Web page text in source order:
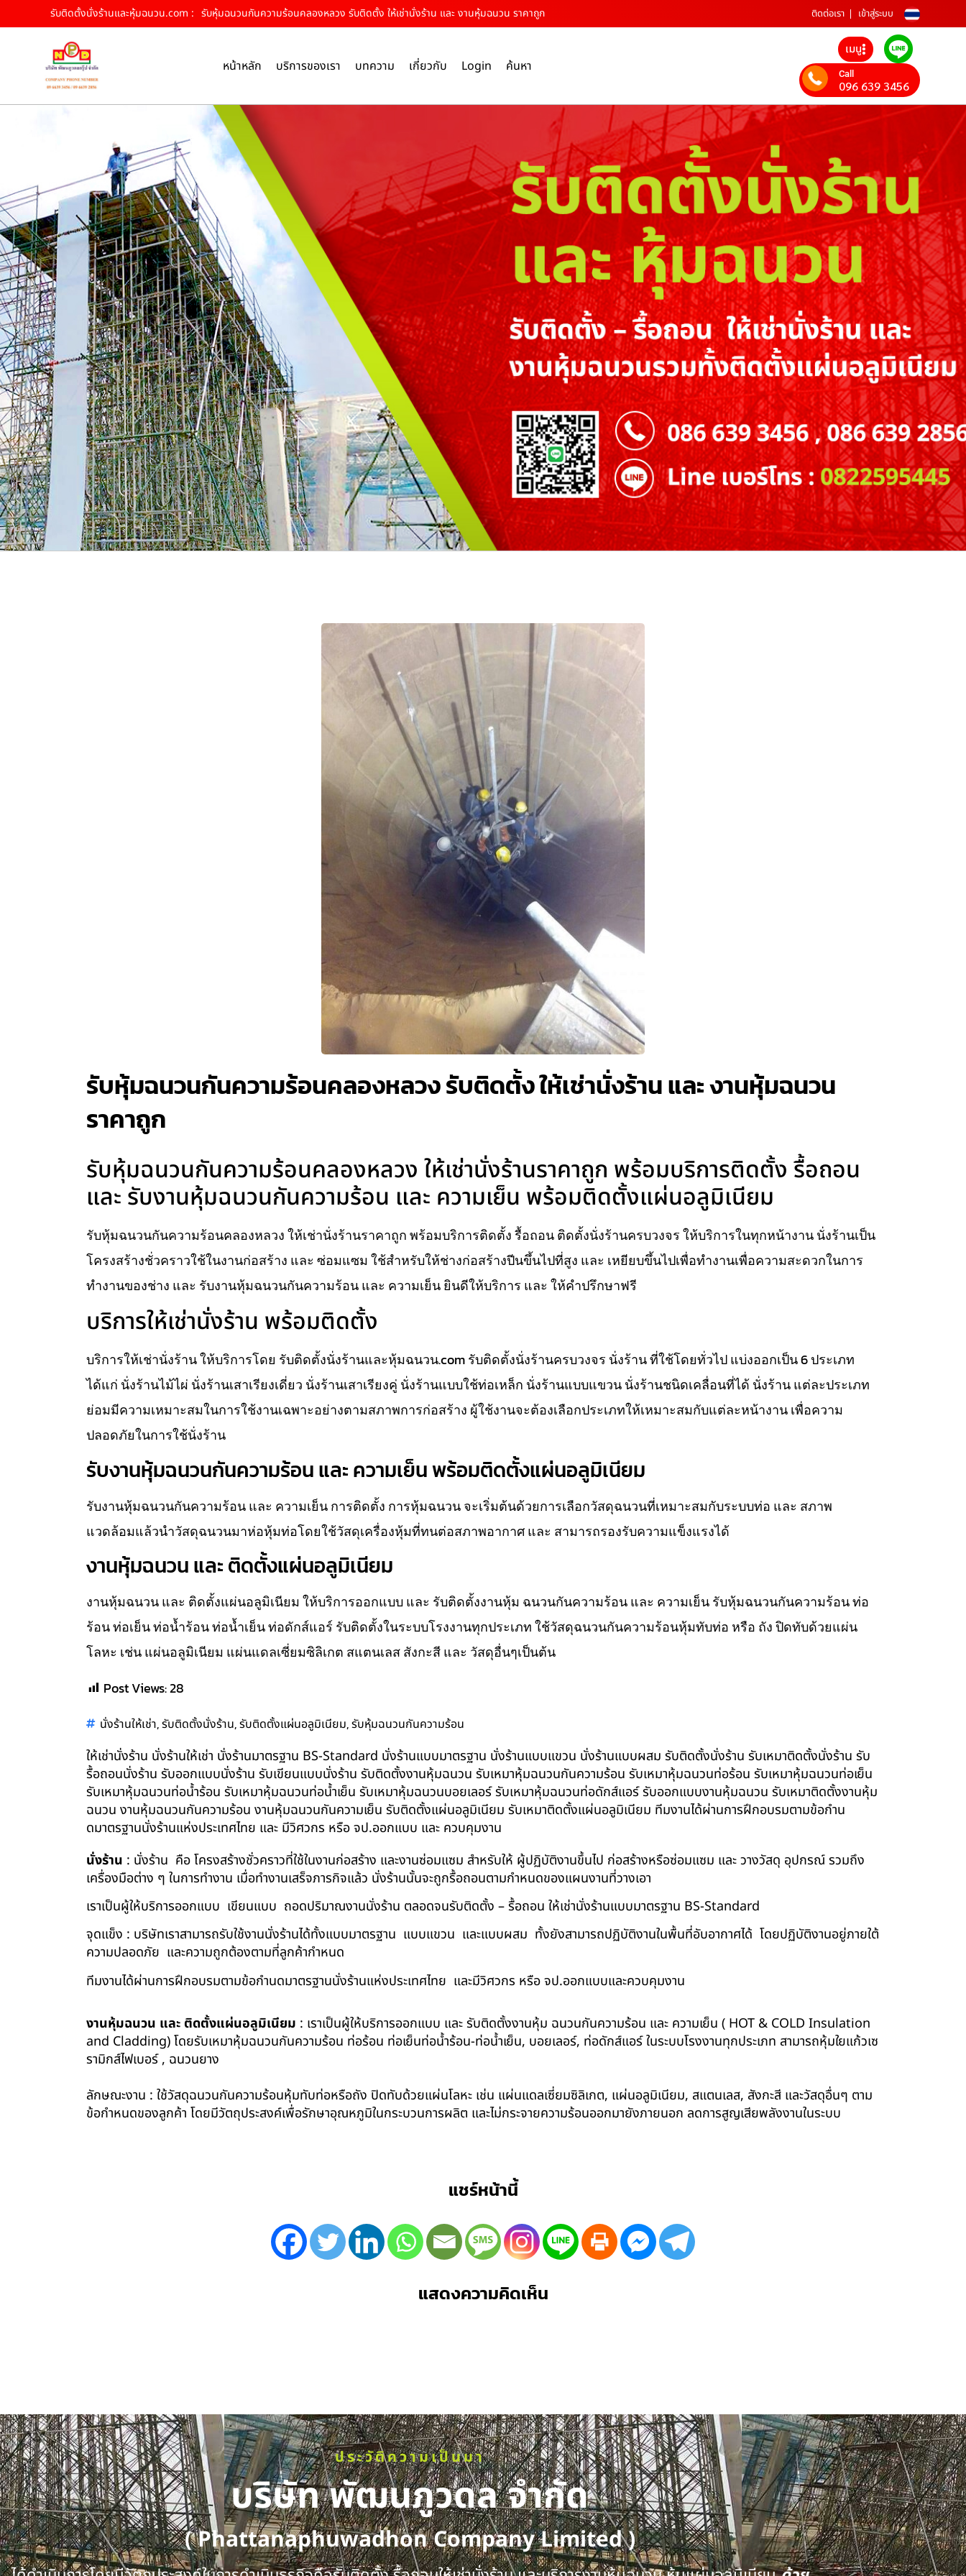
รับติดตั้งนั่งร้านและหุ้มฉนวน.com : รับหุ้มฉนวนกันความร้อนคลองหลวง รับติดตั้ง ให้เช่านั่งร้าน และ งานหุ้มฉนวน ราคาถูก ติดต่อเรา เข้าสู่ระบบ
หน้าหลัก บริการของเรา บทความ เกี่ยวกับ Login ค้นหา
เมนู
Call
096 639 3456
รับหุ้มฉนวนกันความร้อนคลองหลวง รับติดตั้ง ให้เช่านั่งร้าน และ งานหุ้มฉนวน
ราคาถูก
รับหุ้มฉนวนกันความร้อนคลองหลวง ให้เช่านั่งร้านราคาถูก พร้อมบริการติดตั้ง รื้อถอน
และ รับงานหุ้มฉนวนกันความร้อน และ ความเย็น พร้อมติดตั้งแผ่นอลูมิเนียม
รับหุ้มฉนวนกันความร้อนคลองหลวง ให้เช่านั่งร้านราคาถูก พร้อมบริการติดตั้ง รื้อถอน ติดตั้งนั่งร้านครบวงจร ให้บริการในทุกหน้างาน นั่งร้านเป็น
โครงสร้างชั่วคราวใช้ในงานก่อสร้าง และ ซ่อมแซม ใช้สำหรับให้ช่างก่อสร้างปีนขึ้นไปที่สูง และ เหยียบขึ้นไปเพื่อทำงานเพื่อความสะดวกในการ
ทำงานของช่าง และ รับงานหุ้มฉนวนกันความร้อน และ ความเย็น ยินดีให้บริการ และ ให้คำปรึกษาฟรี
บริการให้เช่านั่งร้าน พร้อมติดตั้ง
บริการให้เช่านั่งร้าน ให้บริการโดย รับติดตั้งนั่งร้านและหุ้มฉนวน.com รับติดตั้งนั่งร้านครบวงจร นั่งร้าน ที่ใช้โดยทั่วไป แบ่งออกเป็น 6 ประเภท
ได้แก่ นั่งร้านไม้ไผ่ นั่งร้านเสาเรียงเดี่ยว นั่งร้านเสาเรียงคู่ นั่งร้านแบบใช้ท่อเหล็ก นั่งร้านแบบแขวน นั่งร้านชนิดเคลื่อนที่ได้ นั่งร้าน แต่ละประเภท
ย่อมมีความเหมาะสมในการใช้งานเฉพาะอย่างตามสภาพการก่อสร้าง ผู้ใช้งานจะต้องเลือกประเภทให้เหมาะสมกับแต่ละหน้างาน เพื่อความ
ปลอดภัยในการใช้นั่งร้าน
รับงานหุ้มฉนวนกันความร้อน และ ความเย็น พร้อมติดตั้งแผ่นอลูมิเนียม
รับงานหุ้มฉนวนกันความร้อน และ ความเย็น การติดตั้ง การหุ้มฉนวน จะเริ่มต้นด้วยการเลือกวัสดุฉนวนที่เหมาะสมกับระบบท่อ และ สภาพ
แวดล้อมแล้วนำวัสดุฉนวนมาห่อหุ้มท่อโดยใช้วัสดุเครื่องหุ้มที่ทนต่อสภาพอากาศ และ สามารถรองรับความแข็งแรงได้
งานหุ้มฉนวน และ ติดตั้งแผ่นอลูมิเนียม
งานหุ้มฉนวน และ ติดตั้งแผ่นอลูมิเนียม ให้บริการออกแบบ และ รับติดตั้งงานหุ้ม ฉนวนกันความร้อน และ ความเย็น รับหุ้มฉนวนกันความร้อน ท่อ
ร้อน ท่อเย็น ท่อน้ำร้อน ท่อน้ำเย็น ท่อดักส์แอร์ รับติดตั้งในระบบโรงงานทุกประเภท ใช้วัสดุฉนวนกันความร้อนหุ้มทับท่อ หรือ ถัง ปิดทับด้วยแผ่น
โลหะ เช่น แผ่นอลูมิเนียม แผ่นแดลเซี่ยมซิลิเกต สแตนเลส สังกะสี และ วัสดุอื่นๆเป็นต้น
Post Views:28
นั่งร้านให้เช่า,รับติดตั้งนั่งร้าน,รับติดตั้งแผ่นอลูมิเนียม,รับหุ้มฉนวนกันความร้อน
ให้เช่านั่งร้าน นั่งร้านให้เช่า นั่งร้านมาตรฐาน BS-Standard นั่งร้านแบบมาตรฐาน นั่งร้านแบบแขวน นั่งร้านแบบผสม รับติดตั้งนั่งร้าน รับเหมาติดตั้งนั่งร้าน รับ
รื้อถอนนั่งร้าน รับออกแบบนั่งร้าน รับเขียนแบบนั่งร้าน รับติดตั้งงานหุ้มฉนวน รับเหมาหุ้มฉนวนกันความร้อน รับเหมาหุ้มฉนวนท่อร้อน รับเหมาหุ้มฉนวนท่อเย็น
รับเหมาหุ้มฉนวนท่อน้ำร้อน รับเหมาหุ้มฉนวนท่อน้ำเย็น รับเหมาหุ้มฉนวนบอยเลอร์ รับเหมาหุ้มฉนวนท่อดักส์แอร์ รับออกแบบงานหุ้มฉนวน รับเหมาติดตั้งงานหุ้ม
ฉนวน งานหุ้มฉนวนกันความร้อน งานหุ้มฉนวนกันความเย็น รับติดตั้งแผ่นอลูมิเนียม รับเหมาติดตั้งแผ่นอลูมิเนียม ทีมงานได้ผ่านการฝึกอบรมตามข้อกำน
ดมาตรฐานนั่งร้านแห่งประเทศไทย และ มีวิศวกร หรือ จป.ออกแบบ และ ควบคุมงาน
นั่งร้าน : นั่งร้าน คือ โครงสร้างชั่วคราวที่ใช้ในงานก่อสร้าง และงานซ่อมแซม สำหรับให้ ผู้ปฏิบัติงานขึ้นไป ก่อสร้างหรือซ่อมแซม และ วางวัสดุ อุปกรณ์ รวมถึง
เครื่องมือต่าง ๆ ในการทำงาน เมื่อทำงานเสร็จภารกิจแล้ว นั่งร้านนั้นจะถูกรื้อถอนตามกำหนดของแผนงานที่วางเอา
เราเป็นผู้ให้บริการออกแบบ เขียนแบบ ถอดปริมาณงานนั่งร้าน ตลอดจนรับติดตั้ง – รื้อถอน ให้เช่านั่งร้านแบบมาตรฐาน BS-Standard
จุดแข็ง : บริษัทเราสามารถรับใช้งานนั่งร้านได้ทั้งแบบมาตรฐาน แบบแขวน และแบบผสม ทั้งยังสามารถปฏิบัติงานในพื้นที่อับอากาศได้ โดยปฏิบัติงานอยู่ภายใต้
ความปลอดภัย และความถูกต้องตามที่ลูกค้ากำหนด
ทีมงานได้ผ่านการฝึกอบรมตามข้อกำนดมาตรฐานนั่งร้านแห่งประเทศไทย และมีวิศวกร หรือ จป.ออกแบบและควบคุมงาน
งานหุ้มฉนวน และ ติดตั้งแผ่นอลูมิเนียม : เราเป็นผู้ให้บริการออกแบบ และ รับติดตั้งงานหุ้ม ฉนวนกันความร้อน และ ความเย็น ( HOT & COLD Insulation
and Cladding) โดยรับเหมาหุ้มฉนวนกันความร้อน ท่อร้อน ท่อเย็นท่อน้ำร้อน-ท่อน้ำเย็น, บอยเลอร์, ท่อดักส์แอร์ ในระบบโรงงานทุกประเภท สามารถหุ้มใยแก้วเซ
รามิกส์ไฟเบอร์ , ฉนวนยาง
ลักษณะงาน : ใช้วัสดุฉนวนกันความร้อนหุ้มทับท่อหรือถัง ปิดทับด้วยแผ่นโลหะ เช่น แผ่นแดลเซี่ยมซิลิเกต, แผ่นอลูมิเนียม, สแตนเลส, สังกะสี และวัสดุอื่นๆ ตาม
ข้อกำหนดของลูกค้า โดยมีวัตถุประสงค์เพื่อรักษาอุณหภูมิในกระบวนการผลิต และไม่กระจายความร้อนออกมายังภายนอก ลดการสูญเสียพลังงานในระบบ
แชร์หน้านี้
แสดงความคิดเห็น
ประวัติความเป็นมา
บริษัท พัฒนภูวดล จำกัด
( Phattanaphuwadhon Company Limited )